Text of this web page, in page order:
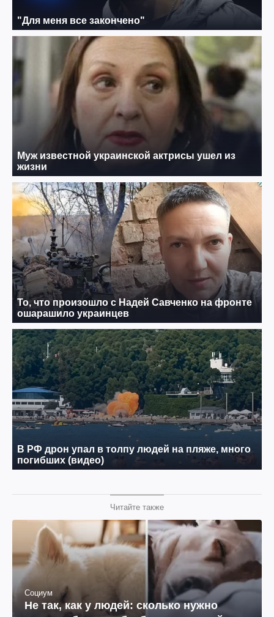
Читайте также
Социум
Не так, как у людей: сколько нужно